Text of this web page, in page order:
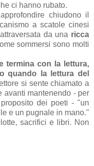
ci hanno rubato.
chiudono il
a scatole cinesi
da una ricca
sommersi sono molti
termina con la lettura,
quando la lettura del
si sente chiamato a
avanti mantenendo - per
dei poeti - "un
e un pugnale in mano."
sacrifici e libri. Non